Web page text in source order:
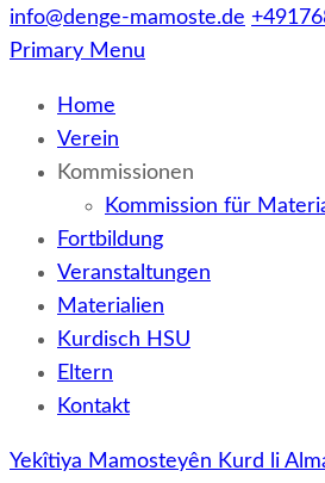
info@denge-mamoste.de
Primary Menu
Home
Verein
Kommissionen
Kommission für
Fortbildung
Veranstaltungen
Materialien
Kurdisch HSU
Eltern
Kontakt
Yekîtiya Mamosteyên Kurd li